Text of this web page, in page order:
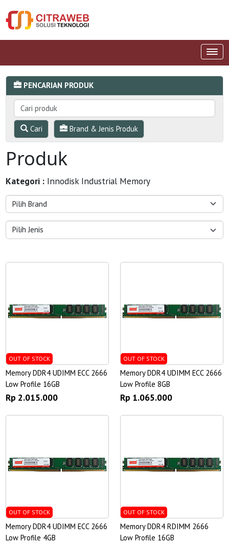
PENCARIAN PRODUK
Cari Brand & Jenis Produk
Produk
Kategori : Innodisk Industrial Memory
OUT OF STOCK
Memory DDR4 UDIMM ECC 2666
Low Profile 16GB
Rp 2.015.000
OUT OF STOCK
Memory DDR4 UDIMM ECC 2666
Low Profile 8GB
Rp 1.065.000
OUT OF STOCK
Memory DDR4 UDIMM ECC 2666
Low Profile 4GB
OUT OF STOCK
Memory DDR4 RDIMM 2666
Low Profile 16GB